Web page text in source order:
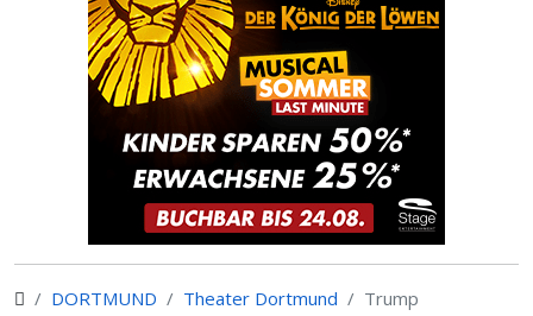
DORTMUND Theater Dortmund Trump